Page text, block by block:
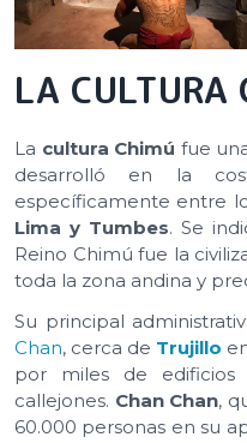
LA CULTURA
La cultura Chimú fue
desarrolló en la
específicamente entre
Lima y Tumbes. Se
Reino Chimú fue la
toda la zona andina y
Su principal
Chan, cerca de Trujillo
por miles de
callejones. Chan Chan,
60.000 personas en su